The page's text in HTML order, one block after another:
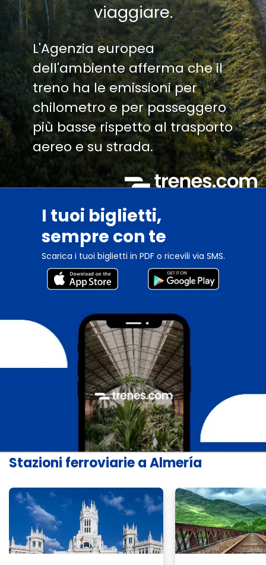
viaggiare.
L'Agenzia europea
dell'ambiente afferma che il
treno ha le emissioni per
chilometro e per passeggero
più basse rispetto al trasporto
aereo e su strada.
I tuoi biglietti,
sempre con te
Scarica i tuoi biglietti in PDF o ricevili via SMS.
Stazioni ferroviarie a Almería